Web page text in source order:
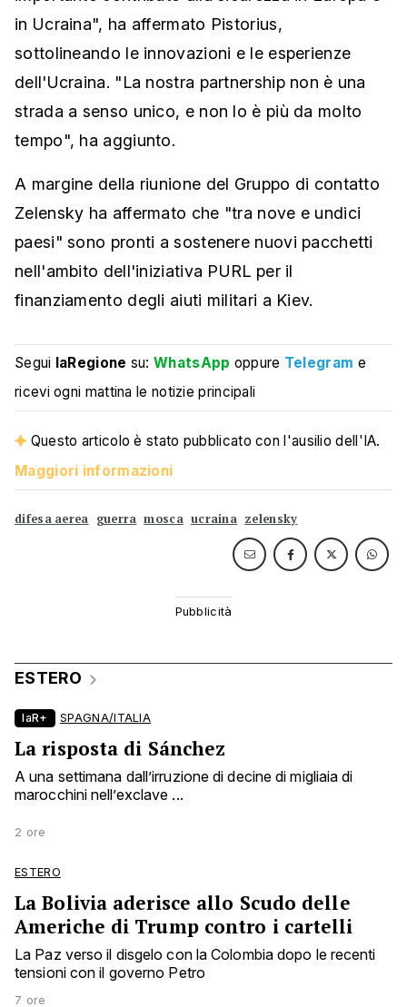
in Ucraina", ha affermato Pistorius,
sottolineando le innovazioni e le esperienze
dell'Ucraina. "La nostra partnership non è una
strada a senso unico, e non lo è più da molto
tempo", ha aggiunto.
A margine della riunione del Gruppo di contatto
Zelensky ha affermato che "tra nove e undici
paesi" sono pronti a sostenere nuovi pacchetti
nell'ambito dell'iniziativa PURL per il
finanziamento degli aiuti militari a Kiev.
Segui laRegione su:WhatsApp oppure Telegram e
ricevi ogni mattina le notizie principali
Questo articolo è stato pubblicato con l'ausilio dell'IA.
Maggiori informazioni
difesa aerea guerra mosca ucraina zelensky
ESTERO
laR+ SPAGNA/ITALIA
La risposta di Sánchez
A una settimana dall’irruzione di decine di migliaia di
marocchini nell’exclave ...
2 ore
ESTERO
La Bolivia aderisce allo Scudo delle
Americhe di Trump contro i cartelli
La Paz verso il disgelo con la Colombia dopo le recenti
tensioni con il governo Petro
7 ore